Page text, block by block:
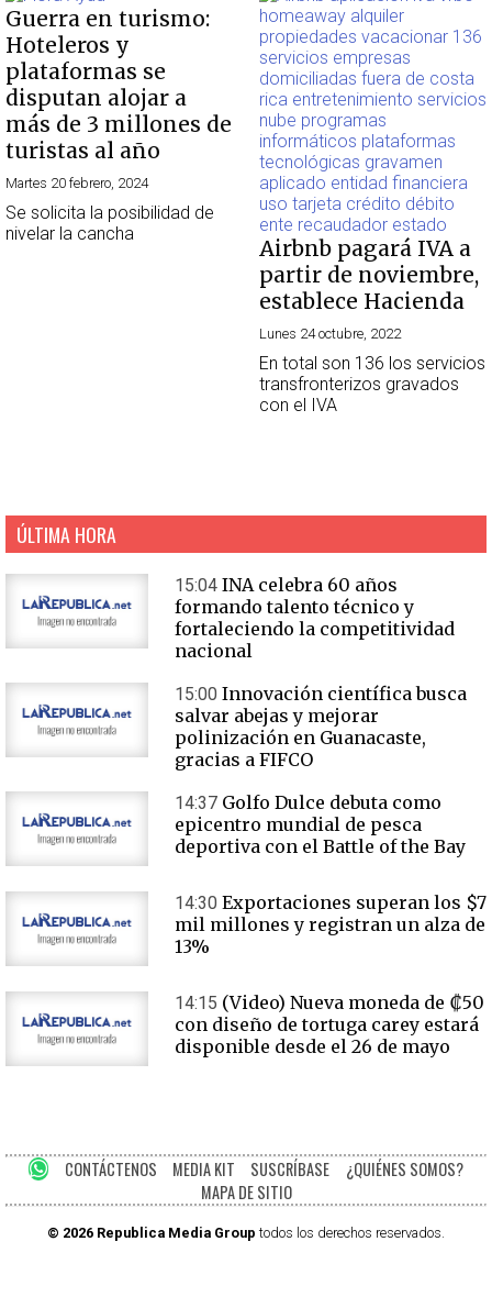
Guerra en turismo:
Hoteleros y
plataformas se
disputan alojar a
más de 3 millones de
turistas al año
Martes 20 febrero, 2024
Se solicita la posibilidad de
nivelar la cancha
Airbnb pagará IVA a
partir de noviembre,
establece Hacienda
Lunes 24 octubre, 2022
En total son 136 los servicios
transfronterizos gravados
con el IVA
ÚLTIMA HORA
15:04 INA celebra 60 años
formando talento técnico y
fortaleciendo la competitividad
nacional
15:00 Innovación científica busca
salvar abejas y mejorar
polinización en Guanacaste,
gracias a FIFCO
14:37 Golfo Dulce debuta como
epicentro mundial de pesca
deportiva con el Battle of the Bay
14:30 Exportaciones superan los $7
mil millones y registran un alza de
13%
14:15 (Video) Nueva moneda de ₡50
con diseño de tortuga carey estará
disponible desde el 26 de mayo
CONTÁCTENOS MEDIA KIT SUSCRÍBASE
¿QUIÉNES SOMOS?
MAPA DE SITIO
© 2026 Republica Media Group todos los derechos reservados.